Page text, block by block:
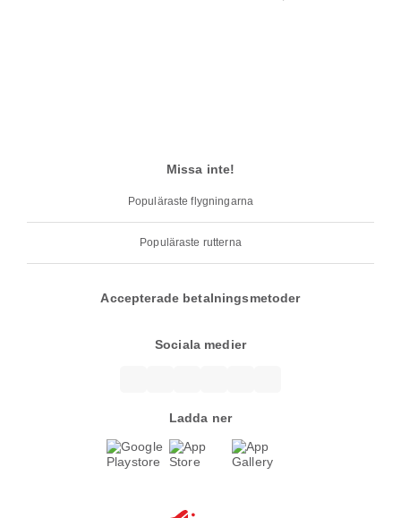
Missa inte!
Populäraste flygningarna
Populäraste rutterna
Accepterade betalningsmetoder
Sociala medier
Ladda ner